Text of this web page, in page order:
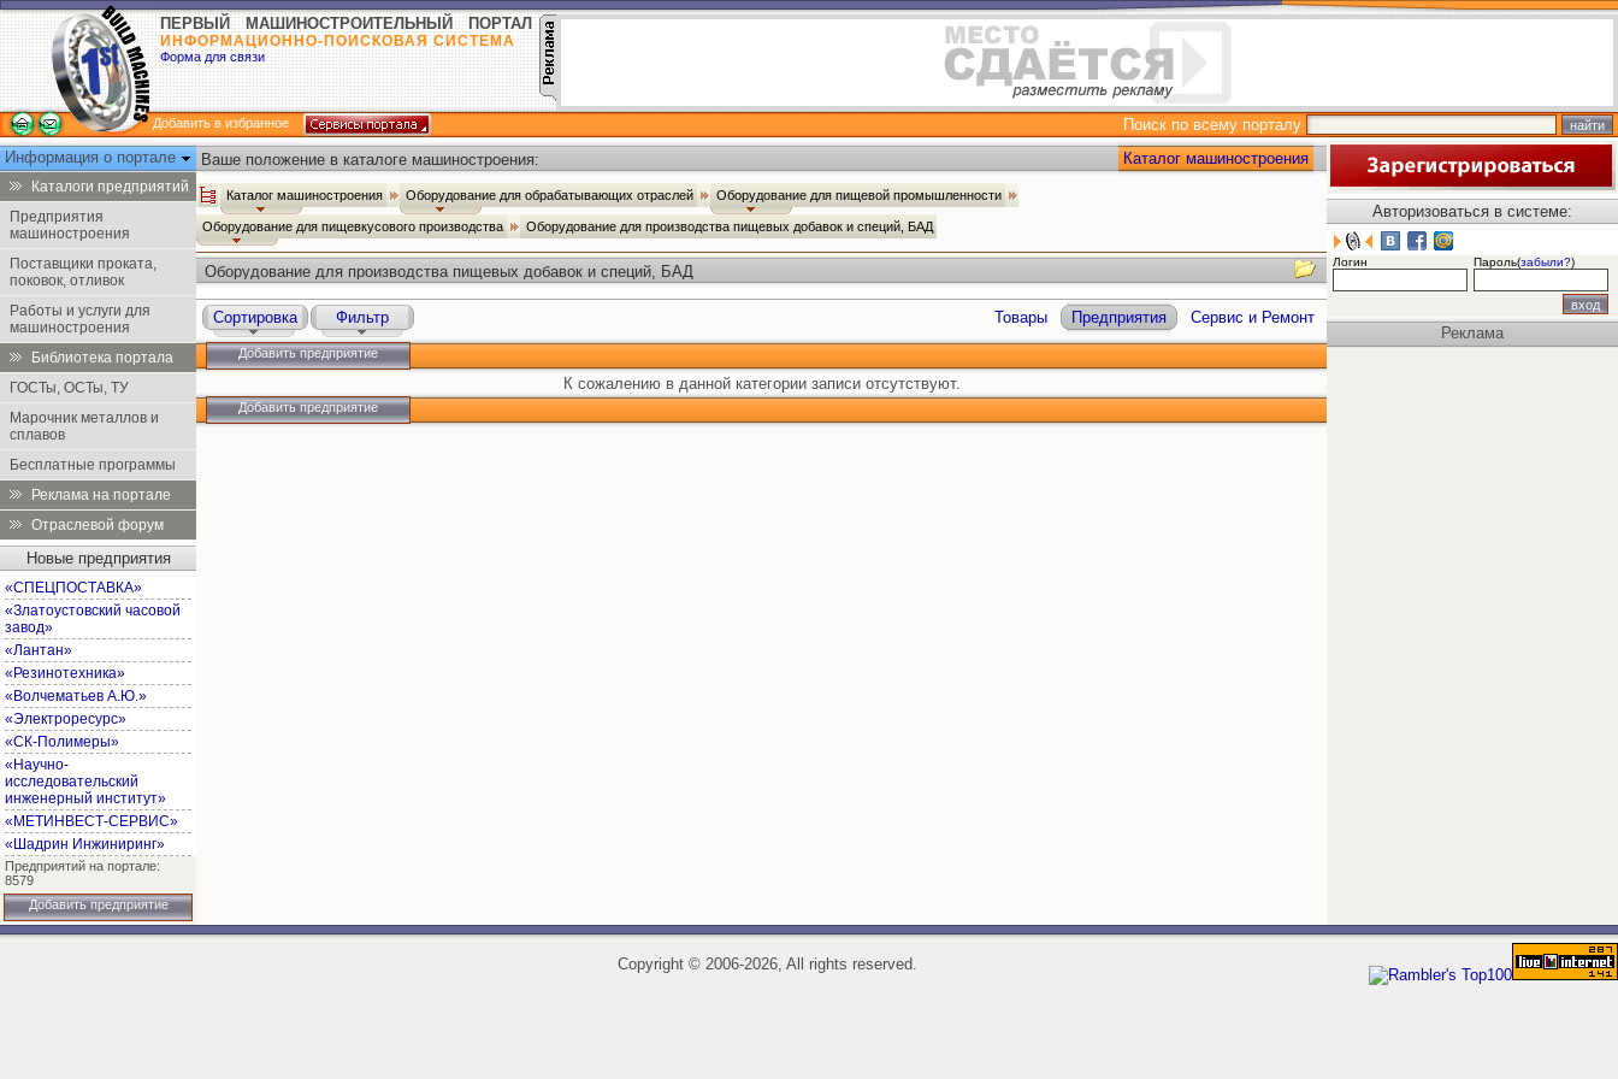
ПЕРВЫЙ МАШИНОСТРОИТЕЛЬНЫЙ ПОРТАЛ
ИНФОРМАЦИОННО-ПОИСКОВАЯ СИСТЕМА
Форма для связи
Добавить в избранное
Поиск по всему порталу
Информация о портале
Каталоги предприятий
Предприятия
машиностроения
Поставщики проката,
поковок, отливок
Работы и услуги для
машиностроения
Библиотека портала
ГОСТы, ОСТы, ТУ
Марочник металлов и
сплавов
Бесплатные программы
Реклама на портале
Отраслевой форум
Новые предприятия
«СПЕЦПОСТАВКА»
«Златоустовский часовой
завод»
«Лантан»
«Резинотехника»
«Волчематьев А.Ю.»
«Электроресурс»
«СК-Полимеры»
«Научно-
исследовательский
инженерный институт»
«МЕТИНВЕСТ-СЕРВИС»
«Шадрин Инжиниринг»
Предприятий на портале:
8579
Добавить предприятие
Ваше положение в каталоге машиностроения: Каталог машиностроения
Каталог машиностроения Оборудование для обрабатывающих отраслей Оборудование для пищевой промышленности
Оборудование для пищевкусового производства Оборудование для производства пищевых добавок и специй, БАД
Оборудование для производства пищевых добавок и специй, БАД
Сортировка Фильтр Товары Предприятия Сервис и Ремонт
Добавить предприятие
К сожалению в данной категории записи отсутствуют.
Добавить предприятие
Авторизоваться в системе:
Логин Пароль(забыли?)
Реклама
Copyright ©2006-2026, All rights reserved.